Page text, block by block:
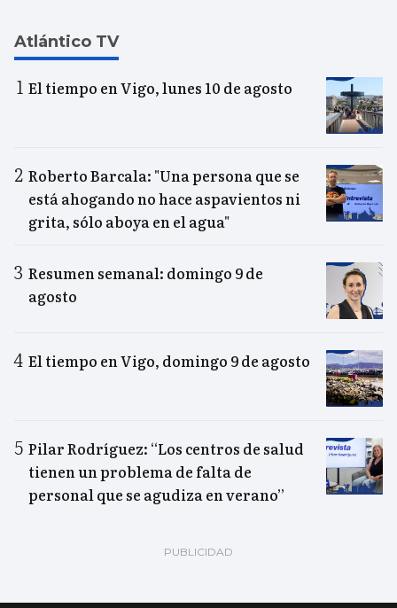
Atlántico TV
El tiempo en Vigo, lunes 10 de agosto
Roberto Barcala: "Una persona que se
está ahogando no hace aspavientos ni
grita, sólo aboya en el agua"
Resumen semanal: domingo 9 de
agosto
El tiempo en Vigo, domingo 9 de agosto
Pilar Rodríguez: “Los centros de salud
tienen un problema de falta de
personal que se agudiza en verano”